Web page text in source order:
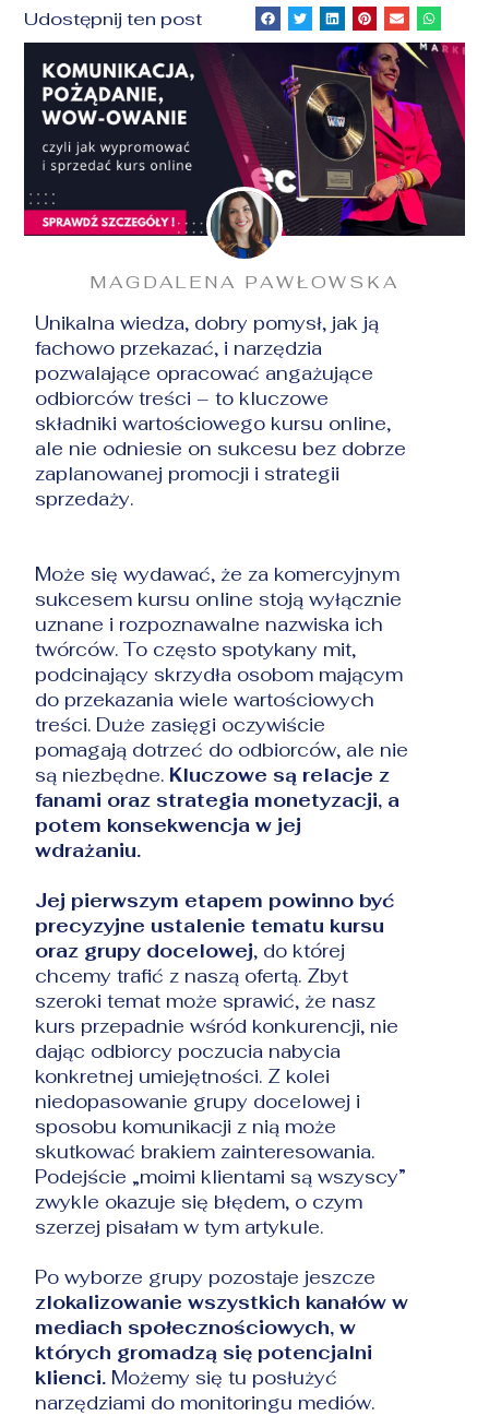
Udostępnij ten post
MAGDALENA PAWŁOWSKA
Unikalna wiedza, dobry pomysł, jak ją
fachowo przekazać, i narzędzia
pozwalające opracować angażujące
odbiorców treści – to kluczowe
składniki wartościowego kursu online,
ale nie odniesie on sukcesu bez dobrze
zaplanowanej promocji i strategii
sprzedaży.
Może się wydawać, że za komercyjnym
sukcesem kursu online stoją wyłącznie
uznane i rozpoznawalne nazwiska ich
twórców. To często spotykany mit,
podcinający skrzydła osobom mającym
do przekazania wiele wartościowych
treści. Duże zasięgi oczywiście
pomagają dotrzeć do odbiorców, ale nie
są niezbędne. Kluczowe są relacje z
fanami oraz strategia monetyzacji, a
potem konsekwencja w jej
wdrażaniu.
Jej pierwszym etapem powinno być
precyzyjne ustalenie tematu kursu
oraz grupy docelowej, do której
chcemy trafić z naszą ofertą. Zbyt
szeroki temat może sprawić, że nasz
kurs przepadnie wśród konkurencji, nie
dając odbiorcy poczucia nabycia
konkretnej umiejętności. Z kolei
niedopasowanie grupy docelowej i
sposobu komunikacji z nią może
skutkować brakiem zainteresowania.
Podejście „moimi klientami są wszyscy”
zwykle okazuje się błędem, o czym
szerzej pisałamw tym artykule.
Po wyborze grupy pozostaje jeszcze
zlokalizowanie wszystkich kanałów w
mediach społecznościowych, w
których gromadzą się potencjalni
klienci. Możemy się tu posłużyć
narzędziami do monitoringu mediów.